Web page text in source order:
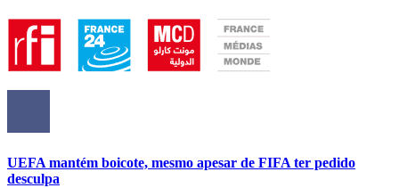
UEFA mantém boicote, mesmo apesar de FIFA ter pedido
desculpa